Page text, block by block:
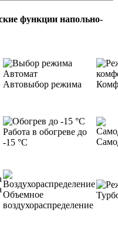
функции напольно-
Автовыбор режима
Работа в обогреве до
-15 °С
Объемное
воздухораспределение